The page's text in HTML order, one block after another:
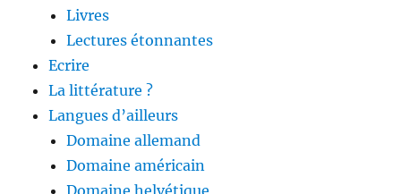
Livres
Lectures étonnantes
Ecrire
La littérature ?
Langues d’ailleurs
Domaine allemand
Domaine américain
Domaine helvétique